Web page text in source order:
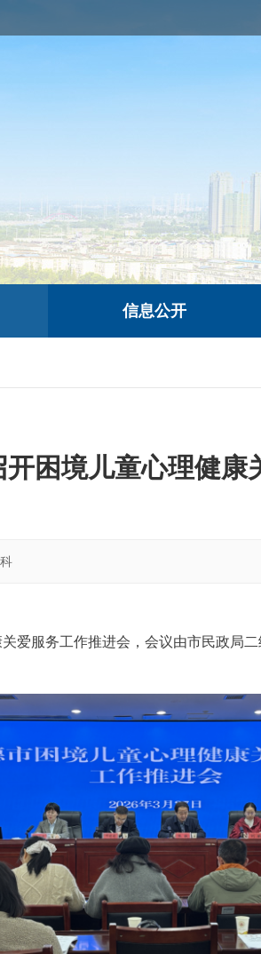
信息公开
困境儿童心理健康
爱服务工作推进会，会议由市民政局